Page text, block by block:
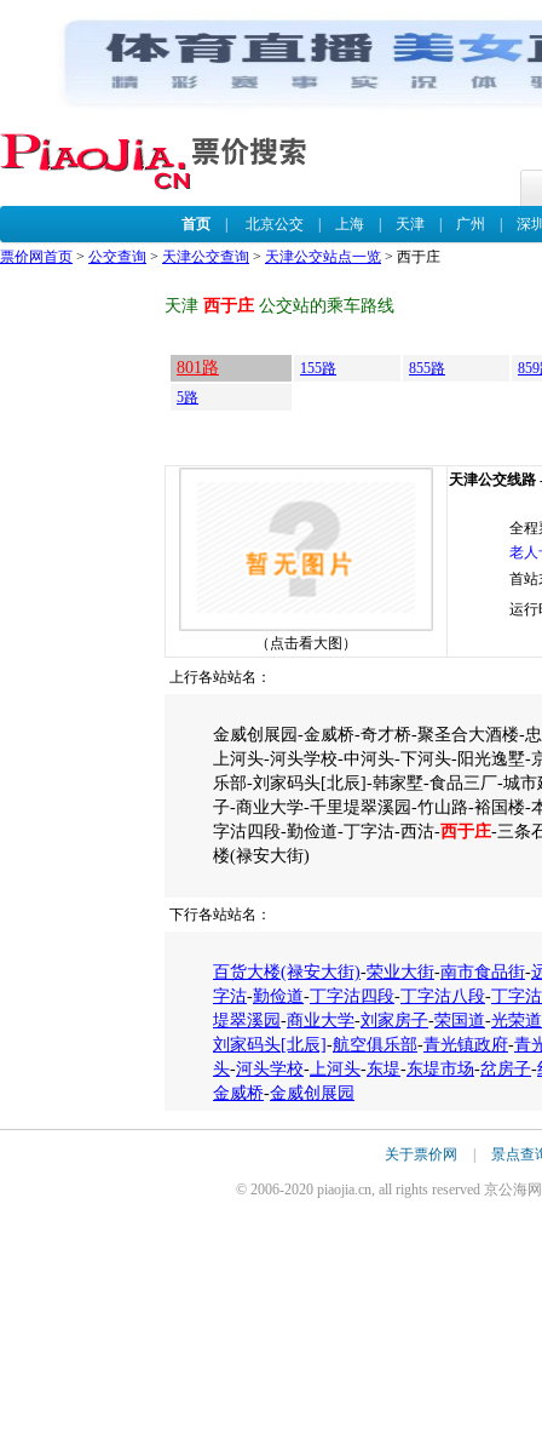
首页| 北京公交| 上海| 天津| 广州
深
票价网首页 > 公交查询 > 天津公交查询 > 天津公交站点一览 > 西于庄
天津 西于庄 公交站的乘车路线
801路 155路 855路
5路
（点击看大图）
天津公交线路
全程
老人
首站
运行
上行各站站名：
金威创展园-金威桥-奇才桥-聚圣合大酒楼-
上河头-河头学校-中河头-下河头-阳光逸墅-
乐部-刘家码头[北辰]-韩家墅-食品三厂-城
子-商业大学-千里堤翠溪园-竹山路-裕国楼-
字沽四段-勤俭道-丁字沽-西沽-西于庄-三条
楼(禄安大街)
下行各站站名：
百货大楼(禄安大街)-荣业大街-南市食品街-
字沽-勤俭道-丁字沽四段-丁字沽八段-丁字
堤翠溪园 -商业大学-刘家房子-荣国道-光荣
刘家码头[北辰]-航空俱乐部-青光镇政府-青
头-河头学校-上河头-东堤-东堤市场-岔房子-
金威桥-金威创展园
关于票价网 景点查
© 2006-2020 piaojia.cn, all rights reserved 京公海